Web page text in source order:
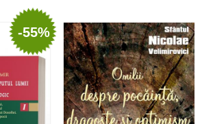
Wishlist Adaugă în coș Wishlist
-55%